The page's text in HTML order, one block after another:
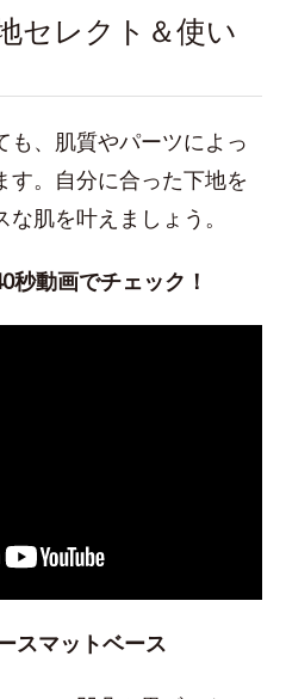
セレクト＆使い
も、肌質やパーツによっ
す。自分に合った下地を
肌を叶えましょう。
秒動画でチェック！
スマットベース